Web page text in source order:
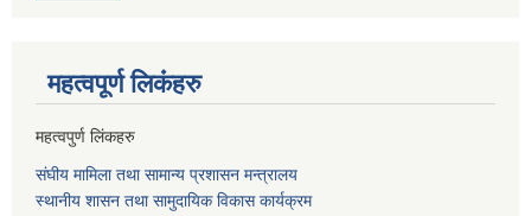
महत्वपूर्ण लि‌कंंहरु
महत्वपुर्ण लिंकहरु
संघीय मामिला तथा सामान्य प्रशासन मन्त्रालय
स्थानीय शासन तथा सामुदायिक विकास कार्यक्रम